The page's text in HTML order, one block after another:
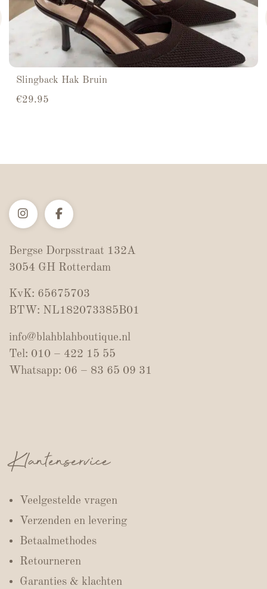
Slingback Hak Bruin
€29.95
Bergse Dorpsstraat 132A
3054 GH Rotterdam
KvK: 65675703
BTW: NL182073385B01
info@blahblahboutique.nl
Tel: 010 – 422 15 55
Whatsapp: 06 – 83 65 09 31
Klantenservice
Veelgestelde vragen
Verzenden en levering
Betaalmethodes
Retourneren
Garanties & klachten